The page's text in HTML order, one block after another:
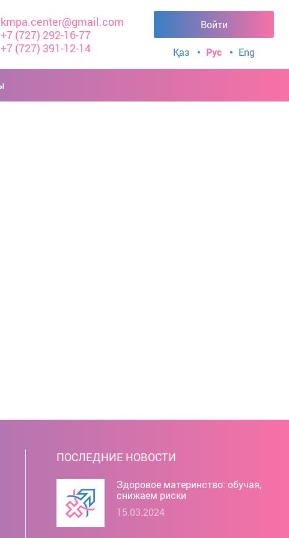
kmpa.center@gmail.com
+7 (727) 292-16-77
+7 (727) 391-12-14
Войти
Қаз Рус Eng
ПОСЛЕДНИЕ НОВОСТИ
Здоровое материнство: обучая,
снижаем риски
15.03.2024